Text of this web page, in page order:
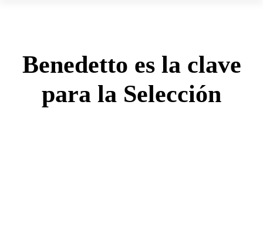
Benedetto es la clave
para la Selección